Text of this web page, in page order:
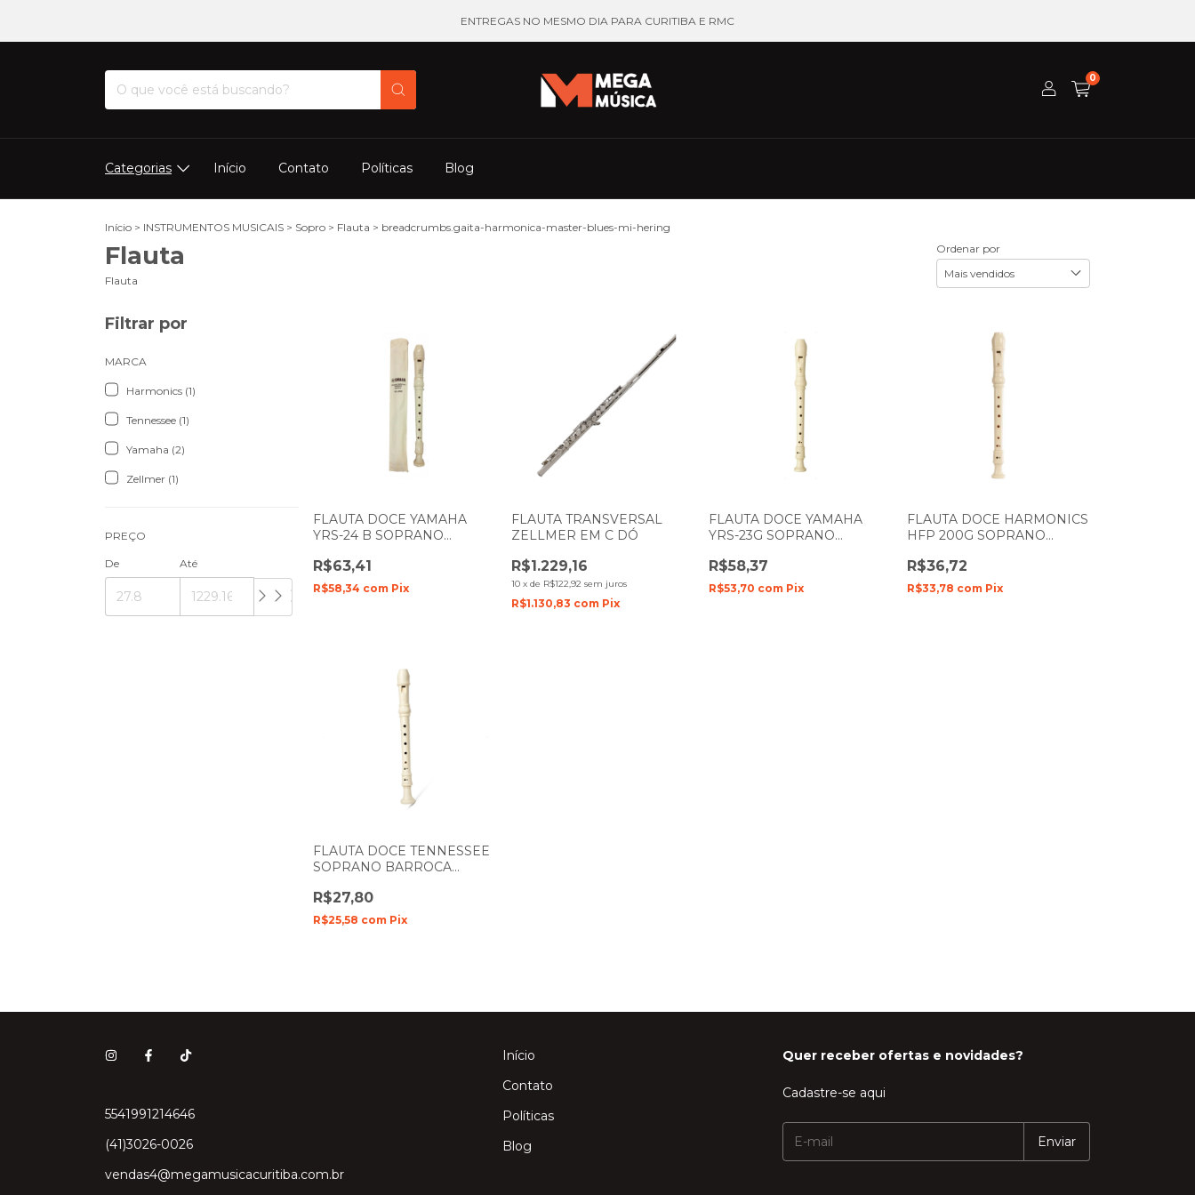
ENTREGAS NO MESMO DIA PARA CURITIBA E RMC
0
Categorias Início Contato Políticas Blog
Início > INSTRUMENTOS MUSICAIS > Sopro > Flauta > breadcrumbs.gaita-harmonica-master-blues-mi-hering
Flauta
Flauta
Ordenar por
Filtrar por
MARCA
Harmonics (1)
Tennessee (1)
Yamaha (2)
Zellmer (1)
PREÇO
De Até
FLAUTA DOCE YAMAHA
YRS-24 B SOPRANO
R$63,41
R$58,34 com Pix
FLAUTA TRANSVERSAL
ZELLMER EM C DÓ
R$1.229,16
10 x de R$122,92 sem juros
R$1.130,83 com Pix
FLAUTA DOCE YAMAHA
YRS-23G SOPRANO
R$58,37
R$53,70 com Pix
FLAUTA DOCE HARMONICS
HFP 200G SOPRANO
R$36,72
R$33,78 com Pix
FLAUTA DOCE TENNESSEE
SOPRANO BARROCA
R$27,80
R$25,58 com Pix
5541991214646
(41)3026-0026
vendas4@megamusicacuritiba.com.br
Início
Contato
Políticas
Blog
Quer receber ofertas e novidades?
Cadastre-se aqui